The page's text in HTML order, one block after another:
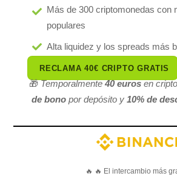
Más de 300 criptomonedas con
populares
Alta liquidez y los spreads más
RECLAMA 40€ CRIPTO GRATIS
🎁Temporalmente40 eurosen
de bonopor depósito y 10% de
🔥 🔥 El intercambio más